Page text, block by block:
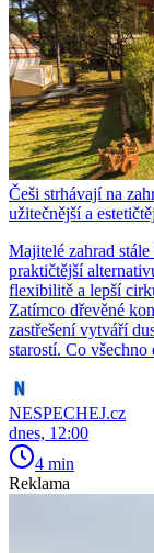
Češi strhávají na
užitečnější a
Majitelé zahrad
praktičtější
flexibilitě a lepší
Zatímco dřevěné
zastřešení vytváří
starostí. Co
NESPECHEJ.cz
dnes, 12:00
4 min
Reklama